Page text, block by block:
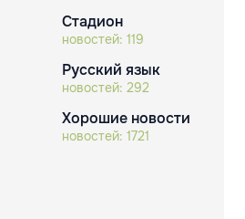
Стадион
новостей: 119
Русский язык
новостей: 292
Хорошие новости
новостей: 1721